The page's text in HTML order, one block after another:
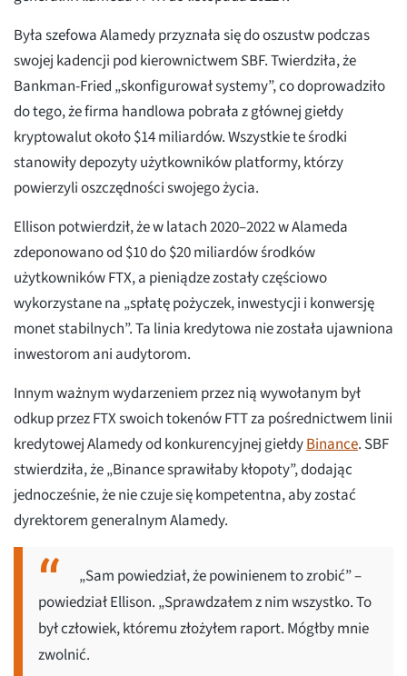
Była szefowa Alamedy przyznała się do oszustw podczas
swojej kadencji pod kierownictwem SBF. Twierdziła, że
Bankman-Fried „skonfigurował systemy”, co doprowadziło
do tego, że firma handlowa pobrała z głównej giełdy
kryptowalut około $14 miliardów. Wszystkie te środki
stanowiły depozyty użytkowników platformy, którzy
powierzyli oszczędności swojego życia.
Ellison potwierdził, że w latach 2020–2022 w Alameda
zdeponowano od $10 do $20 miliardów środków
użytkowników FTX, a pieniądze zostały częściowo
wykorzystane na „spłatę pożyczek, inwestycji i konwersję
monet stabilnych”. Ta linia kredytowa nie została ujawniona
inwestorom ani audytorom.
Innym ważnym wydarzeniem przez nią wywołanym był
odkup przez FTX swoich tokenów FTT za pośrednictwem linii
kredytowej Alamedy od konkurencyjnej giełdyBinance. SBF
stwierdziła, że „Binance sprawiłaby kłopoty”, dodając
jednocześnie, że nie czuje się kompetentna, aby zostać
dyrektorem generalnym Alamedy.
„Sam powiedział, że powinienem to zrobić” –
powiedział Ellison. „Sprawdzałem z nim wszystko. To
był człowiek, któremu złożyłem raport. Mógłby mnie
zwolnić.